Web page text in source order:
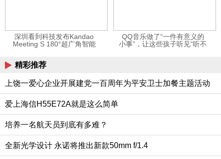
深圳看到科技发布Kandao
Meeting S 180°超广角智能
QQ音乐做了“一件有意义的
小事”，让这些孩子听见“听不
精彩推荐
上饶一爱心企业开展建党一百周年为平安卫士加餐主题活动
爱上海信H55E72A就是这么简单
培养一名航天员到底有多难？
全新光学设计 永诺将推出新款50mm f/1.4